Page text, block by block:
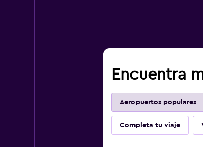
Encuentra
Aeropuertos populares
Completa tu viaje